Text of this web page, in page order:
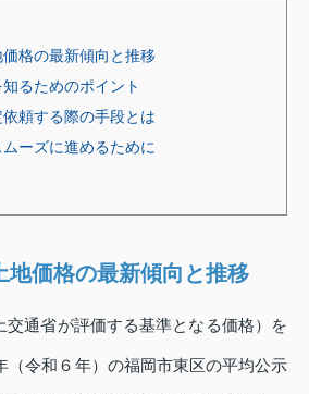
価格の最新傾向と推移
るためのポイント
依頼する際の手段とは
ーズに進めるために
地価格の最新傾向と推移
交通省が評価する基準となる価格）を
（令和６年）の福岡市東区の平均公示